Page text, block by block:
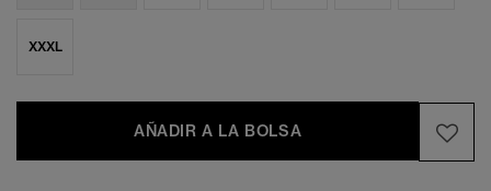
XXXL
AÑADIR A LA BOLSA